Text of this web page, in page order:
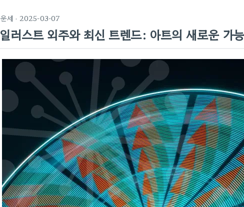
운세 · 2025-03-07
일러스트 외주와 최신 트렌드: 아트의 새로운 가